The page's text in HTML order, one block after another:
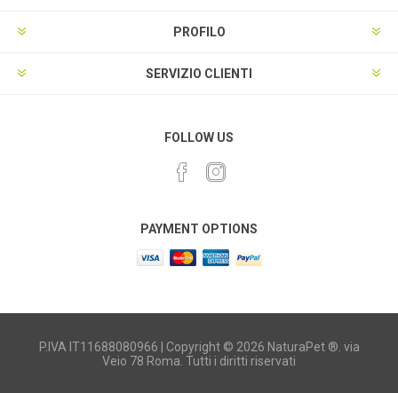
PROFILO
SERVIZIO CLIENTI
FOLLOW US
PAYMENT OPTIONS
P.IVA IT11688080966 | Copyright © 2026 NaturaPet ®. via
Veio 78 Roma. Tutti i diritti riservati